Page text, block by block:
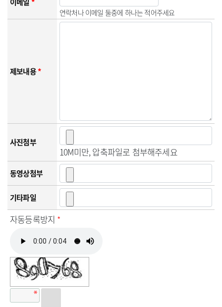
연락처나 이메일 둘중에 하나는 적어주세요
제보내용*
사진첨부
10M미만, 압축파일로 첨부해주세요
동영상첨부
기타파일
자동등록방지 *